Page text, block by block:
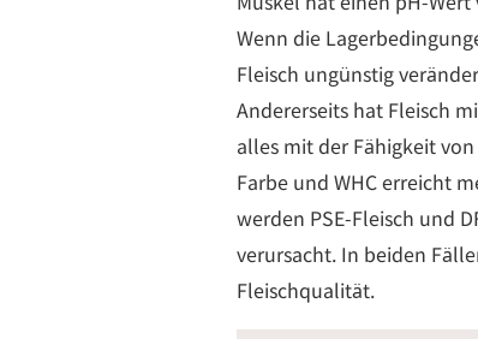
Wenn die
Fleisch ungünstig
Andererseits hat Fleisch
alles mit der Fähigkeit
Farbe und WHC erreicht
werden PSE-Fleisch und
verursacht. In beiden
Fleischqualität.